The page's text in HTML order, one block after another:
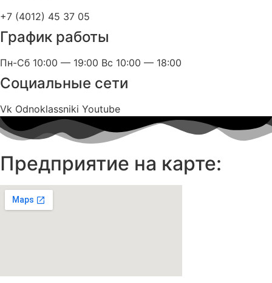
+7 (4012) 45 37 05
График работы
Пн-Сб 10:00 — 19:00 Вс 10:00 — 18:00
Социальные сети
Vk Odnoklassniki Youtube
Предприятие на карте: